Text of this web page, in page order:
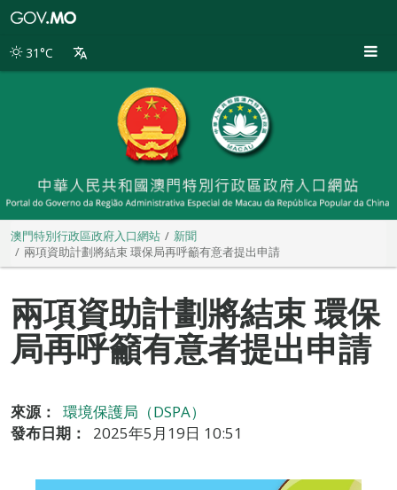
別
31°C
澳門特別行政區政府入口網站
新聞
兩項資助計劃將結束 環保局再呼籲有意者提出申請
兩項資助計劃將結束 環保
局再呼籲有意者提出申請
來源：
環境保護局（DSPA）
發布日期：
2025年5月19日 10:51